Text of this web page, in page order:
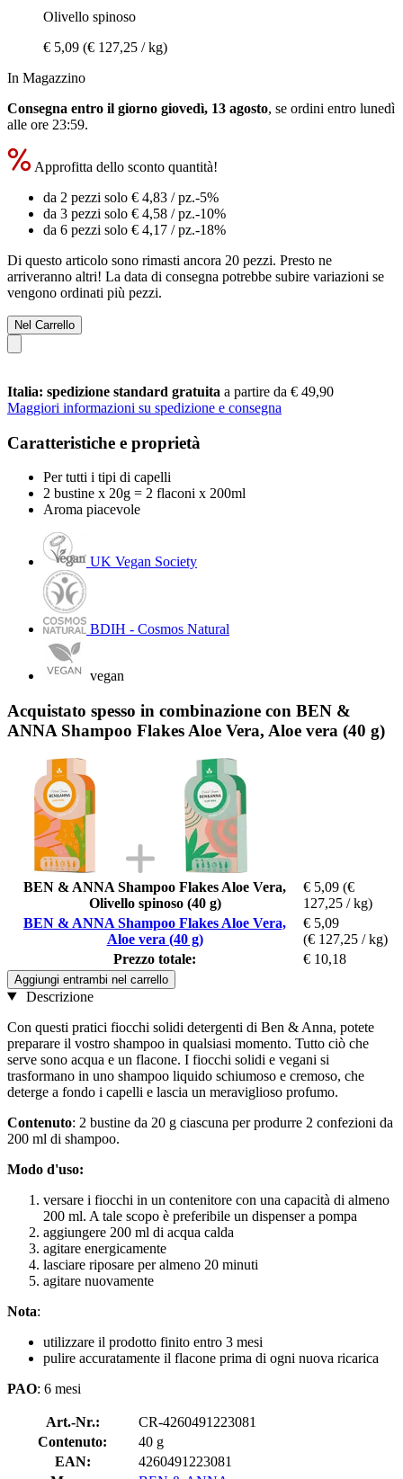
Olivello spinoso
€ 5,09 (€ 127,25 / kg)
In Magazzino
Consegna entro il giorno giovedì, 13 agosto, se ordini entro lunedì
alle ore 23:59.
Approfitta dello sconto quantità!
da 2 pezzi solo € 4,83 / pz.-5%
da 3 pezzi solo € 4,58 / pz.-10%
da 6 pezzi solo € 4,17 / pz.-18%
Di questo articolo sono rimasti ancora 20 pezzi. Presto ne
arriveranno altri! La data di consegna potrebbe subire variazioni se
vengono ordinati più pezzi.
Nel Carrello
Italia: spedizione standard gratuita a partire da € 49,90
Maggiori informazioni su spedizione e consegna
Caratteristiche e proprietà
Per tutti i tipi di capelli
2 bustine x 20g = 2 flaconi x 200ml
Aroma piacevole
UK Vegan Society
BDIH - Cosmos Natural
vegan
Acquistato spesso in combinazione con BEN &
ANNA Shampoo Flakes Aloe Vera, Aloe vera (40 g)
BEN & ANNA Shampoo Flakes Aloe Vera,
Olivello spinoso (40 g)
€ 5,09 (€
127,25 / kg)
BEN & ANNA Shampoo Flakes Aloe Vera,
Aloe vera (40 g)
€ 5,09
(€ 127,25 / kg)
Prezzo totale:
€ 10,18
Aggiungi entrambi nel carrello
Descrizione
Con questi pratici fiocchi solidi detergenti di Ben & Anna, potete
preparare il vostro shampoo in qualsiasi momento. Tutto ciò che
serve sono acqua e un flacone. I fiocchi solidi e vegani si
trasformano in uno shampoo liquido schiumoso e cremoso, che
deterge a fondo i capelli e lascia un meraviglioso profumo.
Contenuto: 2 bustine da 20 g ciascuna per produrre 2 confezioni da
200 ml di shampoo.
Modo d'uso:
versare i fiocchi in un contenitore con una capacità di almeno
200 ml. A tale scopo è preferibile un dispenser a pompa
aggiungere 200 ml di acqua calda
agitare energicamente
lasciare riposare per almeno 20 minuti
agitare nuovamente
Nota:
utilizzare il prodotto finito entro 3 mesi
pulire accuratamente il flacone prima di ogni nuova ricarica
PAO: 6 mesi
Art.-Nr.:
CR-4260491223081
Contenuto:
40 g
EAN:
4260491223081